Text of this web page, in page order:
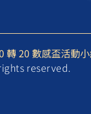
轉 20 數感盃活動
reserved.